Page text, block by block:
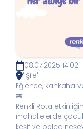
08.07.2025 14:02
''Şile''
Eğlence, kahkaha
🚌
Renkli Rota
mahallelerde
keşif ve bolca